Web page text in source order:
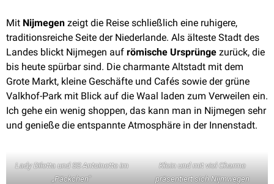
Mit Nijmegen zeigt die Reise schließlich eine ruhigere,
traditionsreiche Seite der Niederlande. Als älteste Stadt des
Landes blickt Nijmegen auf römische Ursprünge zurück, die
bis heute spürbar sind. Die charmante Altstadt mit dem
Grote Markt, kleine Geschäfte und Cafés sowie der grüne
Valkhof-Park mit Blick auf die Waal laden zum Verweilen ein.
Ich gehe ein wenig shoppen, das kann man in Nijmegen sehr
und genieße die entspannte Atmosphäre in der Innenstadt.
Lady Diletta und SS Antoinette im
„Päckchen“
Klein und mit viel Charme
präsentiert sich Nijmwegen